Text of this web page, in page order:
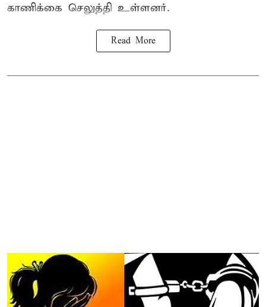
காணிக்கை செலுத்தி உள்ளனர்.
Read More